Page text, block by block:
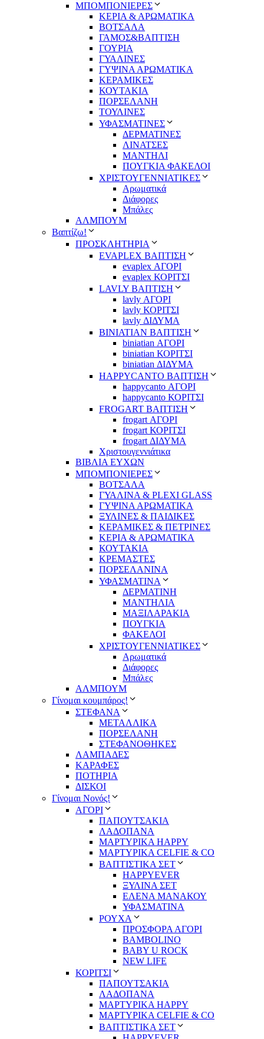
ΜΠΟΜΠΟΝΙΕΡΕΣ
ΚΕΡΙΑ & ΑΡΩΜΑΤΙΚΑ
ΒΟΤΣΑΛΑ
ΓΑΜΟΣ&ΒΑΠΤΙΣΗ
ΓΟΥΡΙΑ
ΓΥΑΛΙΝΕΣ
ΓΥΨΙΝΑ ΑΡΩΜΑΤΙΚΑ
ΚΕΡΑΜΙΚΕΣ
ΚΟΥΤΑΚΙΑ
ΠΟΡΣΕΛΑΝΗ
ΤΟΥΛΙΝΕΣ
ΥΦΑΣΜΑΤΙΝΕΣ
ΔΕΡΜΑΤΙΝΕΣ
ΛΙΝΑΤΣΕΣ
ΜΑΝΤΗΛΙ
ΠΟΥΓΚΙΑ ΦΑΚΕΛΟΙ
ΧΡΙΣΤΟΥΓΕΝΝΙΑΤΙΚΕΣ
Αρωματικά
Διάφορες
Μπάλες
ΑΛΜΠΟΥΜ
Βαπτίζω!
ΠΡΟΣΚΛΗΤΗΡΙΑ
EVAPLEX ΒΑΠΤΙΣΗ
evaplex ΑΓΟΡΙ
evaplex ΚΟΡΙΤΣΙ
LAVLY ΒΑΠΤΙΣΗ
lavly ΑΓΟΡΙ
lavly ΚΟΡΙΤΣΙ
lavly ΔΙΔΥΜΑ
ΒΙΝΙΑΤΙΑΝ ΒΑΠΤΙΣΗ
biniatian ΑΓΟΡΙ
biniatian ΚΟΡΙΤΣΙ
biniatian ΔΙΔΥΜΑ
HAPPYCANTO ΒΑΠΤΙΣΗ
happycanto ΑΓΟΡΙ
happycanto ΚΟΡΙΤΣΙ
FROGART ΒΑΠΤΙΣΗ
frogart ΑΓΟΡΙ
frogart ΚΟΡΙΤΣΙ
frogart ΔΙΔΥΜΑ
Χριστουγεννιάτικα
ΒΙΒΛΙΑ ΕΥΧΩΝ
ΜΠΟΜΠΟΝΙΕΡΕΣ
ΒΟΤΣΑΛΑ
ΓΥΑΛΙΝΑ & PLEXI GLASS
ΓΥΨΙΝΑ ΑΡΩΜΑΤΙΚΑ
ΞΥΛΙΝΕΣ & ΠΑΙΔΙΚΕΣ
ΚΕΡΑΜΙΚΕΣ & ΠΕΤΡΙΝΕΣ
ΚΕΡΙΑ & ΑΡΩΜΑΤΙΚΑ
ΚΟΥΤΑΚΙΑ
ΚΡΕΜΑΣΤΕΣ
ΠΟΡΣΕΛΑΝΙΝΑ
ΥΦΑΣΜΑΤΙΝA
ΔΕΡΜΑΤΙΝΗ
ΜΑΝΤΗΛΙΑ
ΜΑΞΙΛΑΡΑΚΙΑ
ΠΟΥΓΚΙΑ
ΦΑΚΕΛΟΙ
ΧΡΙΣΤΟΥΓΕΝΝΙΑΤΙΚΕΣ
Αρωματικά
Διάφορες
Μπάλες
ΑΛΜΠΟΥΜ
Γίνομαι κουμπάρος!
ΣΤΕΦΑΝΑ
ΜΕΤΑΛΛΙΚΑ
ΠΟΡΣΕΛΑΝΗ
ΣΤΕΦΑΝΟΘΗΚΕΣ
ΛΑΜΠΑΔΕΣ
ΚΑΡΑΦΕΣ
ΠΟΤΗΡΙΑ
ΔΙΣΚΟΙ
Γίνομαι Νονός!
ΑΓΟΡΙ
ΠΑΠΟΥΤΣΑΚΙΑ
ΛΑΔΟΠΑΝΑ
ΜΑΡΤΥΡΙΚΑ HAPPY
ΜΑΡΤΥΡΙΚΑ CELFIE & CO
ΒΑΠΤΙΣΤΙΚΑ ΣΕΤ
HAPPYEVER
ΞΥΛΙΝΑ ΣΕΤ
ΕΛΕΝΑ ΜΑΝΑΚΟΥ
ΥΦΑΣΜΑΤΙΝΑ
ΡΟΥΧΑ
ΠΡΟΣΦΟΡΑ ΑΓΟΡΙ
BAMBOLINO
BABY U ROCK
NEW LIFE
ΚΟΡΙΤΣΙ
ΠΑΠΟΥΤΣΑΚΙΑ
ΛΑΔΟΠΑΝΑ
ΜΑΡΤΥΡΙΚΑ HAPPY
ΜΑΡΤΥΡΙΚΑ CELFIE & CO
ΒΑΠΤΙΣΤΙΚΑ ΣΕΤ